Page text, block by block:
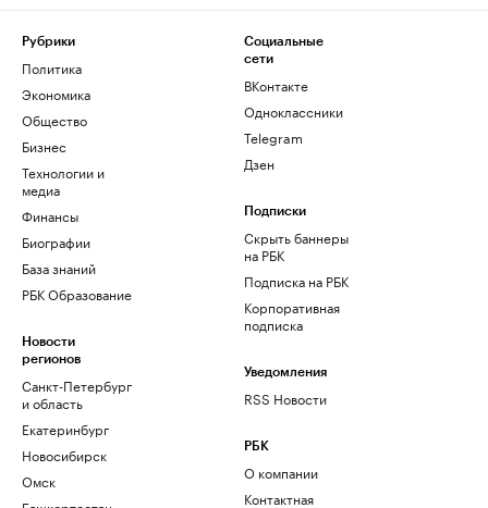
Рубрики
Политика
Экономика
Общество
Бизнес
Технологии и
медиа
Финансы
Биографии
База знаний
РБК Образование
Новости
регионов
Санкт-Петербург
и область
Екатеринбург
Новосибирск
Омск
Социальные
сети
ВКонтакте
Одноклассники
Telegram
Дзен
Подписки
Скрыть баннеры
на РБК
Подписка на РБК
Корпоративная
подписка
Уведомления
RSS Новости
РБК
О компании
Контактная